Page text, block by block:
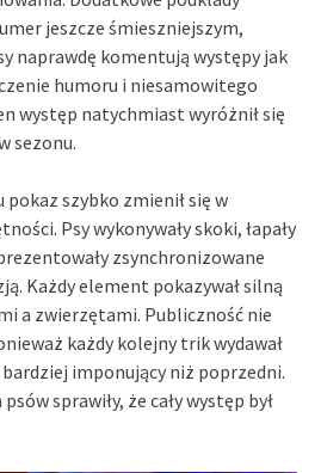
jeszcze śmieszniejszym,
naprawdę komentują występy jak
humoru i niesamowitego
występ natychmiast wyróżnił się
sezonu.
szybko zmienił się w
Psy wykonywały skoki, łapały
zsynchronizowane
Każdy element pokazywał silną
a zwierzętami. Publiczność nie
każdy kolejny trik wydawał
imponujący niż poprzedni.
sprawiły, że cały występ był